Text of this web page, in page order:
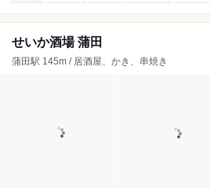
せいか酒場 蒲田
蒲田駅 145m / 居酒屋、かき、串焼き